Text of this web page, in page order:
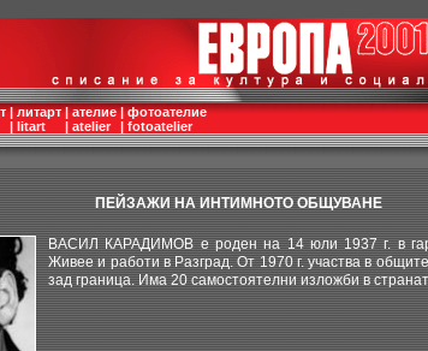
|
|
литарт
litart
|
|
ателие
atelier
|
|
фотоателие
fotoatelier
ПЕЙЗАЖИ НА ИНТИМНОТО ОБЩУВАНЕ
ВАСИЛ КАРАДИМОВ е роден на 14 юли 1937 г. в
Живее и работи в Разград. От 1970 г. участва в
зад граница. Има 20 самостоятелни изложби в